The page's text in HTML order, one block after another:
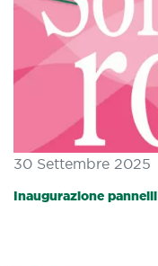
30 Settembre 2025
Inaugurazione pannelli